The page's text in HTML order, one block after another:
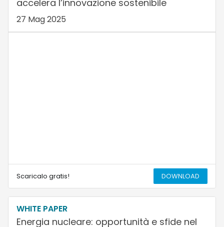
accelera l’innovazione sostenibile
27 Mag 2025
Scaricalo gratis! DOWNLOAD
WHITE PAPER
Energia nucleare: opportunità e sfide nel